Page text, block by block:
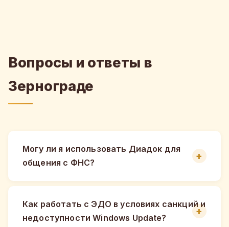
Вопросы и ответы в
Зернограде
Могу ли я использовать Диадок для
общения с ФНС?
Как работать с ЭДО в условиях санкций и
недоступности Windows Update?